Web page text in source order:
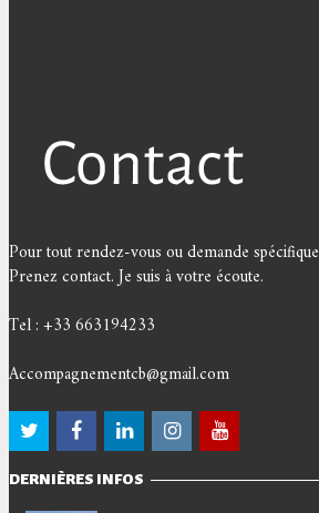
Pour tout rendez-vous ou demande spécifique
Prenez contact. Je suis à votre écoute.
Tel : +33 663194233
Accompagnementcb@gmail.com
DERNIÈRES INFOS